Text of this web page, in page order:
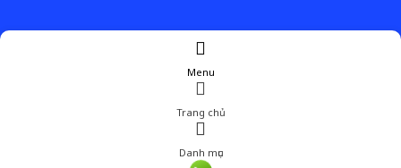
Menu
Trang chủ
Danh mục